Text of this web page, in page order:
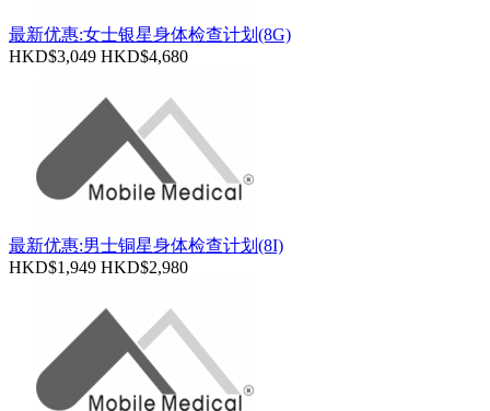
最新优惠:女士银星身体检查计划(8G)
HKD$3,049 HKD$4,680
最新优惠:男士铜星身体检查计划(8I)
HKD$1,949 HKD$2,980